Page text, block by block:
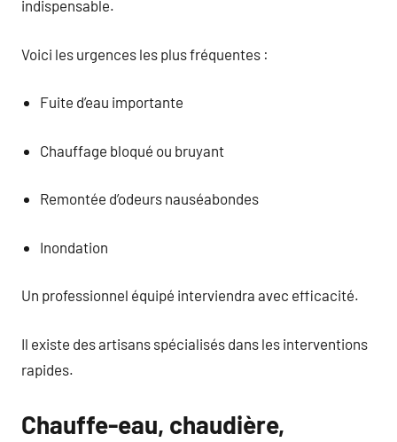
indispensable.
Voici les urgences les plus fréquentes :
Fuite d’eau importante
Chauffage bloqué ou bruyant
Remontée d’odeurs nauséabondes
Inondation
Un professionnel équipé interviendra avec efficacité.
Il existe des artisans spécialisés dans les interventions
rapides.
Chauffe-eau, chaudière,